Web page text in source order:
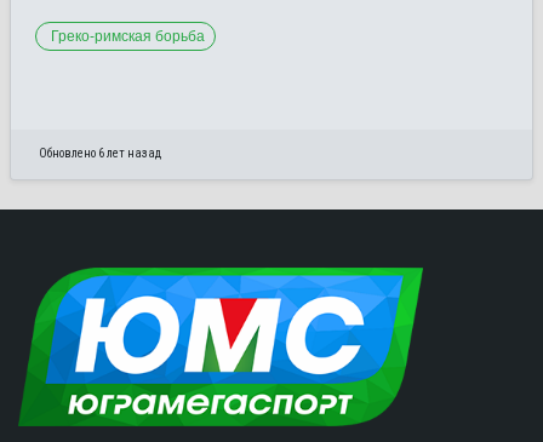
Греко-римская борьба
Обновлено 6 лет назад